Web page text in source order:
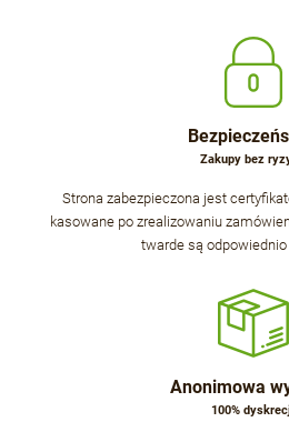
Zakupy bez
Strona zabezpieczona jest
kasowane po zrealizowaniu
twarde są odpowiednio
Anonimowa
100%